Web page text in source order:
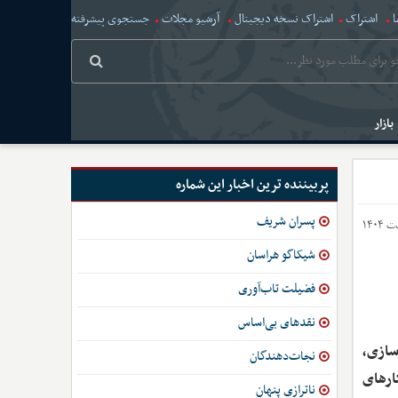
اشتراک اشتراک نسخه دیجیتال آرشیو مجلات جستجوی پیشرفته
بازار
پربیننده ترین اخبار این شماره
پسران شریف
شیکاگو هراسان
فضیلت تاب‌آوری
نقدهای بی‌اساس
نجات‌دهندگان
ناترازی پنهان